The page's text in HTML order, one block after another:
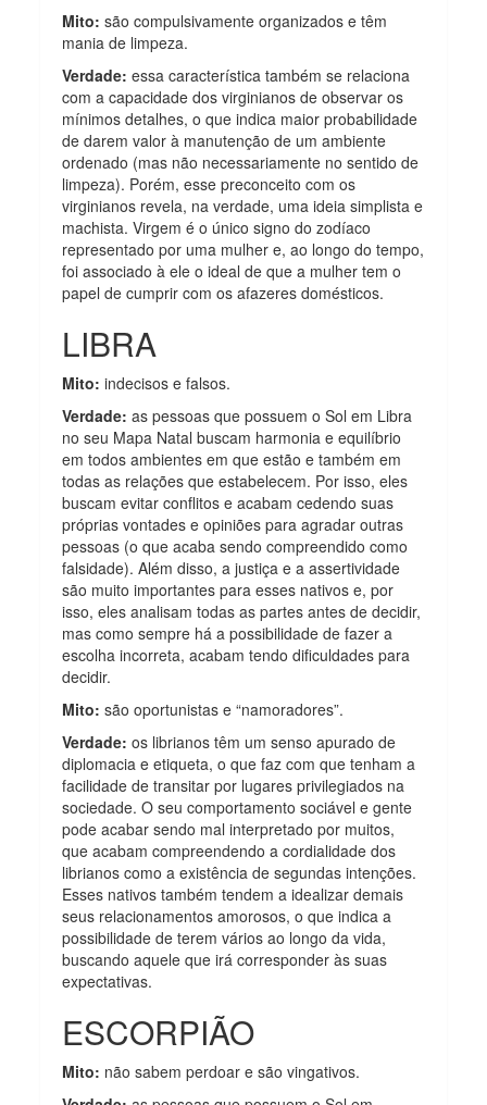
Mito: são compulsivamente organizados e têm
mania de limpeza.
Verdade: essa característica também se relaciona
com a capacidade dos virginianos de observar os
mínimos detalhes, o que indica maior probabilidade
de darem valor à manutenção de um ambiente
ordenado (mas não necessariamente no sentido de
limpeza). Porém, esse preconceito com os
virginianos revela, na verdade, uma ideia simplista e
machista. Virgem é o único signo do zodíaco
representado por uma mulher e, ao longo do tempo,
foi associado à ele o ideal de que a mulher tem o
papel de cumprir com os afazeres domésticos.
LIBRA
Mito: indecisos e falsos.
Verdade: as pessoas que possuem o Sol em Libra
no seu Mapa Natal buscam harmonia e equilíbrio
em todos ambientes em que estão e também em
todas as relações que estabelecem. Por isso, eles
buscam evitar conflitos e acabam cedendo suas
próprias vontades e opiniões para agradar outras
pessoas (o que acaba sendo compreendido como
falsidade). Além disso, a justiça e a assertividade
são muito importantes para esses nativos e, por
isso, eles analisam todas as partes antes de decidir,
mas como sempre há a possibilidade de fazer a
escolha incorreta, acabam tendo dificuldades para
decidir.
Mito: são oportunistas e “namoradores”.
Verdade:os librianos têm um senso apurado de
diplomacia e etiqueta, o que faz com que tenham a
facilidade de transitar por lugares privilegiados na
sociedade. O seu comportamento sociável e gente
pode acabar sendo mal interpretado por muitos,
que acabam compreendendo a cordialidade dos
librianos como a existência de segundas intenções.
Esses nativos também tendem a idealizar demais
seus relacionamentos amorosos, o que indica a
possibilidade de terem vários ao longo da vida,
buscando aquele que irá corresponder às suas
expectativas.
ESCORPIÃO
Mito: não sabem perdoar e são vingativos.